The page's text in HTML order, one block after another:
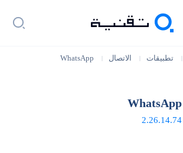
تطبيقات الاتصال WhatsApp
WhatsApp
2.26.14.74